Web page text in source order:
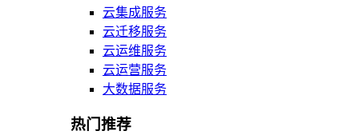
云集成服务
云迁移服务
云运维服务
云运营服务
大数据服务
热门推荐